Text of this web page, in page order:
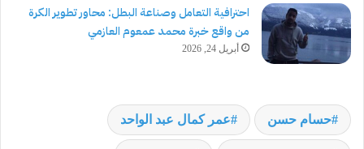
احترافية التعامل وصناعة البطل: محاور تطوير الكرة
من واقع خبرة محمد عمعوم العازمي
أبريل 24, 2026
حسام حسن عمر كمال عبد الواحد